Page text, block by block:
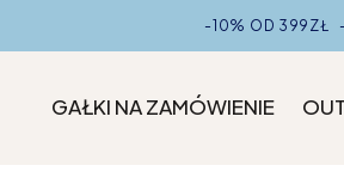
-10% OD 399ZŁ
GAŁKI NA ZAMÓWIENIE